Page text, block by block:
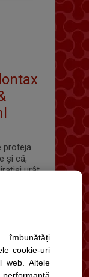
proteja
și că,
urât
cookie-uri
web. Altele